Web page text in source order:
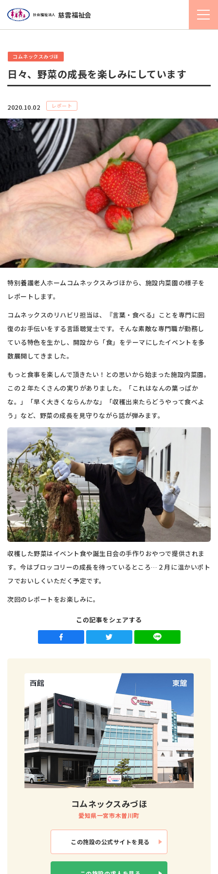
社会福祉法人 慈雲福祉会
コムネックスみづほ
日々、野菜の成長を楽しみにしています
2020.10.02 レポート
特別養護老人ホームコムネックスみづほから、施設内菜園の様子を
レポートします。
コムネックスのリハビリ担当は、『言葉・食べる』ことを専門に回
復のお手伝いをする言語聴覚士です。そんな素敵な専門職が勤務し
ている特色を生かし、開設から「食」をテーマにしたイベントを多
数展開してきました。
もっと食事を楽しんで頂きたい！との思いから始まった施設内菜園。
この２年たくさんの実りがありました。「これはなんの葉っぱか
な。」「早く大きくならんかな」「収穫出来たらどうやって食べよ
う」など、野菜の成長を見守りながら話が弾みます。
収穫した野菜はイベント食や誕生日会の手作りおやつで提供されま
す。今はブロッコリーの成長を待っているところ…２月に温かいポト
フでおいしくいただく予定です。
次回のレポートをお楽しみに。
この記事をシェアする
コムネックスみづほ
愛知県一宮市木曽川町
この施設の公式サイトを見る